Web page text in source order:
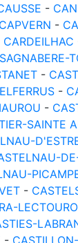
-
-
CARDEILHAC
-
-
-
SAINTE
-
-